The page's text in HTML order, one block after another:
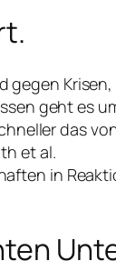
geht es
das
et al.
in